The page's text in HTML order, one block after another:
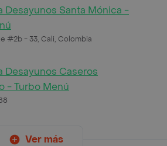
Desayunos Santa Mónica -
#2b - 33, Cali, Colombia
Desayunos Caseros
- Turbo Menú
Ver más